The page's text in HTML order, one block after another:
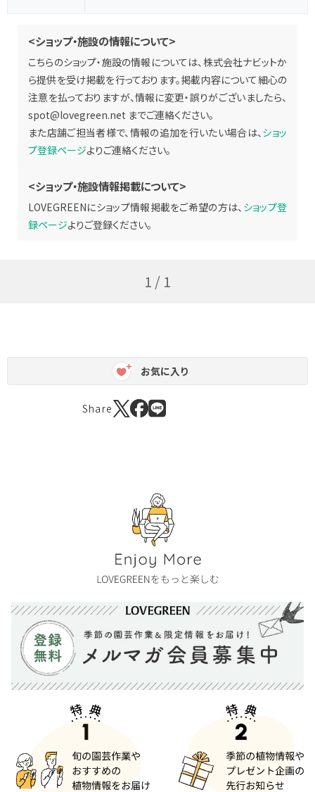
<ショップ・施設の情報について>
こちらのショップ・施設の情報については、株式会社ナビットか
ら提供を受け掲載を行っております。掲載内容について細心の
注意を払っておりますが、情報に変更・誤りがございましたら、
spot@lovegreen.net までご連絡ください。
また店舗ご担当者様で、情報の追加を行いたい場合は、ショッ
プ登録ページよりご連絡ください。
<ショップ・施設情報掲載について>
LOVEGREENにショップ情報掲載をご希望の方は、 ショップ登
録ページよりご登録ください。
1 / 1
お気に入り
Share